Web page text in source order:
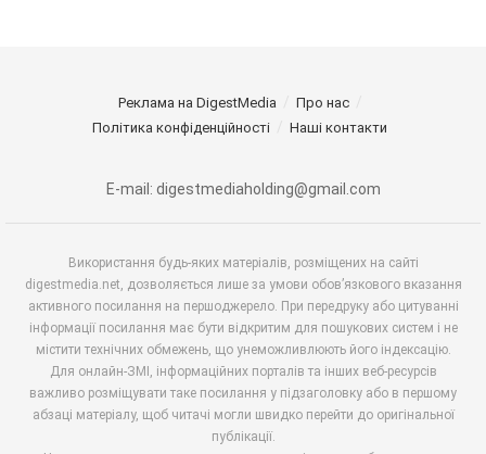
Реклама на DigestMedia
Про нас
Політика конфіденційності
Наші контакти
E-mail: digestmediaholding@gmail.com
Використання будь-яких матеріалів, розміщених на сайті
digestmedia.net, дозволяється лише за умови обов’язкового вказання
активного посилання на першоджерело. При передруку або цитуванні
інформації посилання має бути відкритим для пошукових систем і не
містити технічних обмежень, що унеможливлюють його індексацію.
Для онлайн-ЗМІ, інформаційних порталів та інших веб-ресурсів
важливо розміщувати таке посилання у підзаголовку або в першому
абзаці матеріалу, щоб читачі могли швидко перейти до оригінальної
публікації.